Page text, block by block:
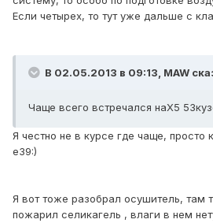
Если четырех, то тут уже дальше с
В 02.05.2013 в 09:13, MAW
Чаще всего встречался наХ5
Я честно не в курсе где чаще, просто
е39:)
Я вот тоже разобрал осушитель, там
пожарил селикагель , влаги в нем